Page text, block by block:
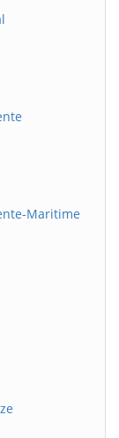
Maritime